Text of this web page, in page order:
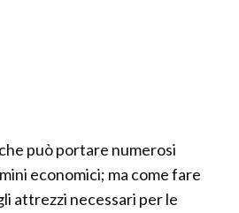
può portare numerosi
economici; ma come fare
attrezzi necessari per le